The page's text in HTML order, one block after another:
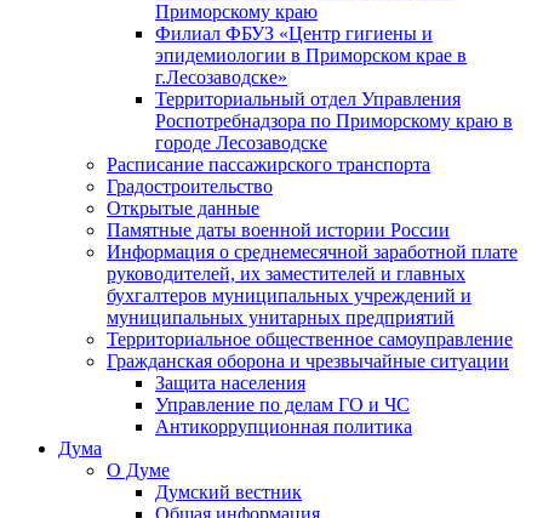
Приморскому краю
Филиал ФБУЗ «Центр гигиены и
эпидемиологии в Приморском крае в
г.Лесозаводске»
Территориальный отдел Управления
Роспотребнадзора по Приморскому краю в
городе Лесозаводске
Расписание пассажирского транспорта
Градостроительство
Открытые данные
Памятные даты военной истории России
Информация о среднемесячной заработной плате
руководителей, их заместителей и главных
бухгалтеров муниципальных учреждений и
муниципальных унитарных предприятий
Территориальное общественное самоуправление
Гражданская оборона и чрезвычайные ситуации
Защита населения
Управление по делам ГО и ЧС
Антикоррупционная политика
Дума
О Думе
Думский вестник